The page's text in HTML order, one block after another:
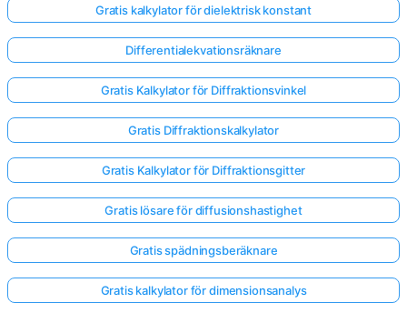
Gratis kalkylator för dielektrisk konstant
Differentialekvationsräknare
Gratis Kalkylator för Diffraktionsvinkel
Gratis Diffraktionskalkylator
Gratis Kalkylator för Diffraktionsgitter
Gratis lösare för diffusionshastighet
Gratis spädningsberäknare
Gratis kalkylator för dimensionsanalys